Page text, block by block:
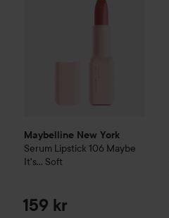
Maybelline New York
Serum Lipstick 106 Maybe
It's… Soft
159 kr